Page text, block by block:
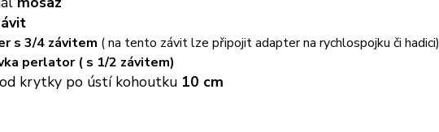
s 3/4 závitem ( na tento závit lze připojit adapter na rychlospojku či hadici)
perlator ( s 1/2 závitem)
krytky po ústí kohoutku 10 cm